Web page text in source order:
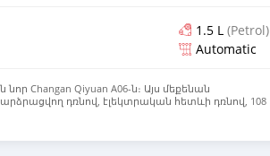
1.5 L (Petrol)
Automatic
Changan Qiyuan A06-ն։ Այս մեքենան
դռնով, էլեկտրական հետևի դռնով, 108
և 81 լիտրանոց թաքնված պահարանով։
կարգով ունի L2+ մակարդակի ինքնավար
բարձր կոնֆիգուրացիաներում հնարավոր է